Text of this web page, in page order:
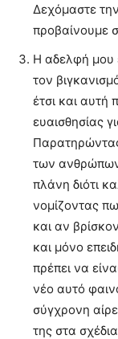
Δεχόμαστε
προβαίνουμε
Η αδελφή μου
τον
έτσι και αυτή
ευαισθησίας
των ανθρώπων
πλάνη διότι
νομίζοντας
και αν
και μόνο
πρέπει να
νέο αυτό
σύγχρονη
της στα